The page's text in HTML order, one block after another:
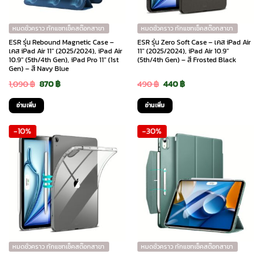
หมดชั่วคราว ทักแชทเช็คสต๊อกสาขา
ESR รุ่น Rebound Magnetic Case –
เคส iPad Air 11″ (2025/2024), iPad Air
10.9″ (5th/4th Gen), iPad Pro 11″ (1st
Gen) – สี Navy Blue
1,090฿ Original
price
was:
1,090 ฿.
870฿Current
870 ฿.
อ่านเพิ่ม
หมดชั่วคราว ทักแชทเช็คสต๊อกสาขา
ESR รุ่น Zero Soft Case – เคส iPad Air
11″ (2025/2024), iPad Air 10.9″
(5th/4th Gen) – สี Frosted Black
490฿ Original
price
was:
490 ฿.
440฿Current
440 ฿.
อ่านเพิ่ม
-10%
หมดชั่วคราว ทักแชทเช็คสต๊อกสาขา
-30%
หมดชั่วคราว ทักแชทเช็คสต๊อกสาขา